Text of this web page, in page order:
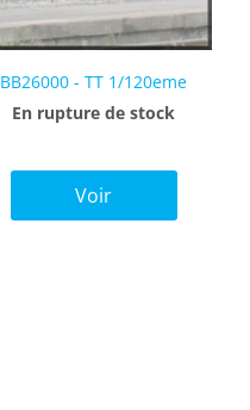
BB26000 - TT 1/120eme
En rupture de stock
Voir